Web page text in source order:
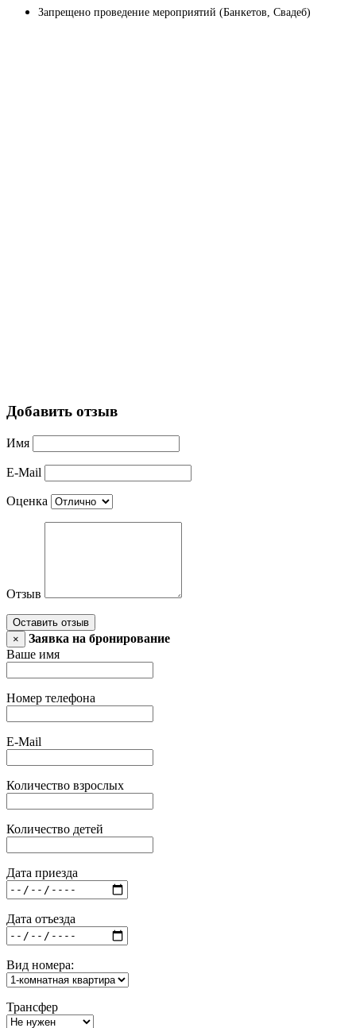
Запрещено проведение мероприятий (Банкетов, Свадеб)
Добавить отзыв
Имя
E-Mail
Оценка
Отзыв
Оставить отзыв
×
Заявка на бронирование
Ваше имя
Номер телефона
E-Mail
Количество взрослых
Количество детей
Дата приезда
Дата отъезда
Вид номера:
Трансфер